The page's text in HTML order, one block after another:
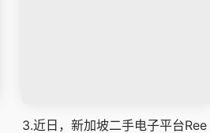
3.近日，新加坡二手电子平台Ree